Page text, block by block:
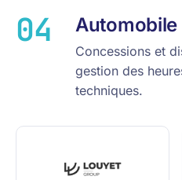
04 Automobile
Concessions et
gestion des
techniques.